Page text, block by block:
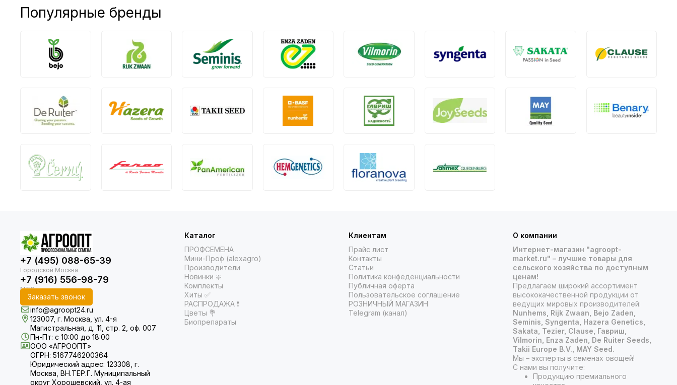
Популярные бренды
+7 (495) 088-65-39
+7 (916) 556-98-79
Заказать звонок
info@agroopt24.ru
123007, г. Москва, ул. 4-я
Магистральная, д. 11, стр. 2, оф. 007
Пн-Пт: с 10:00 до 18:00
ООО «АГРООПТ»
ОГРН: 5167746200364
Юридический адрес: 123308, г.
Москва, ВН.ТЕР.Г. Муниципальный
округ Хорошевский, ул. 4-ая
Каталог
ПРОФСЕМЕНА
Мини-Проф (alexagro)
Производители
Новинки ❇️
Комплекты
Хиты ✅
РАСПРОДАЖА ❗️
Цветы 💐
Биопрепараты
Клиентам
Прайс лист
Контакты
Статьи
Политика конфеденциальности
Публичная оферта
Пользовательское соглашение
РОЗНИЧНЫЙ МАГАЗИН
Telegram (канал)
О компании
Интернет-магазин "agroopt-
market.ru" – лучшие товары для
сельского хозяйства по доступным
ценам!
Предлагаем широкий ассортимент
высококачественной продукции от
ведущих мировых производителей:
Nunhems, Rijk Zwaan, Bejo Zaden,
Seminis, Syngenta, Hazera Genetics,
Sakata, Tezier, Clause, Гавриш,
Vilmorin, Enza Zaden, De Ruiter Seeds,
Takii Europe B.V., MAY Seed.
Мы – эксперты в семенах овощей!
С нами вы получите:
Продукцию премиального